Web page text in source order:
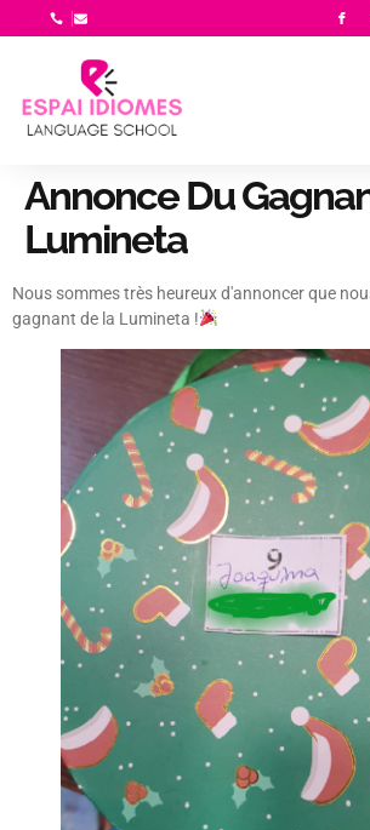
Annonce Du
Lumineta
Nous sommes très heureux d'annoncer que
gagnant de la Lumineta !